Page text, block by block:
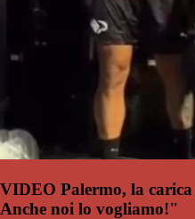
VIDEO Palermo, la
Anche noi lo vogliamo!"